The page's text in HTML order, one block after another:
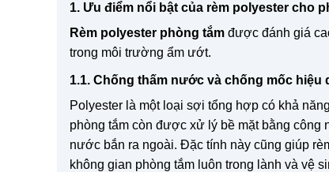
1. Ưu điểm nổi bật của rèm polyester cho
Rèm polyester phòng tắm được đánh giá
trong môi trường ẩm ướt.
1.1. Chống thấm nước và chống mốc hiệu
Polyester là một loại sợi tổng hợp có khả
phòng tắm còn được xử lý bề mặt bằng công
nước bắn ra ngoài. Đặc tính này cũng giúp
không gian phòng tắm luôn trong lành và vệ